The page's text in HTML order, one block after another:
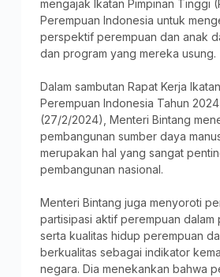
mengajak Ikatan Pimpinan Tinggi
Perempuan Indonesia untuk
perspektif perempuan dan anak
dan program yang mereka usung.
Dalam sambutan Rapat Kerja
Perempuan Indonesia Tahun
(27/2/2024), Menteri Bintang
pembangunan sumber daya
merupakan hal yang sangat
pembangunan nasional.
Menteri Bintang juga menyoroti
partisipasi aktif perempuan dalam
serta kualitas hidup perempuan
berkualitas sebagai indikator
negara. Dia menekankan bahwa